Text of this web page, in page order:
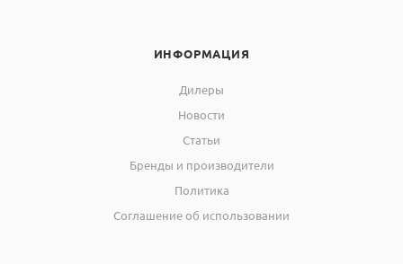
ИНФОРМАЦИЯ
Дилеры
Новости
Статьи
Бренды и производители
Политика
Соглашение об использовании